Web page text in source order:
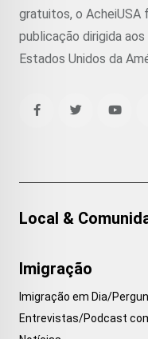
gratuitos, o AcheiUSA
publicação dirigida
Estados Unidos da
Local &
Imigração
Imigração em Dia/
Entrevistas/Podcast